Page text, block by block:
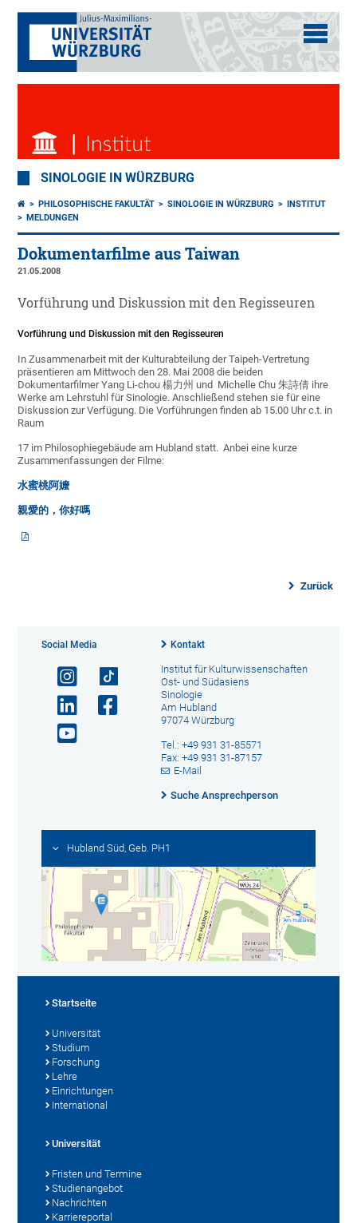
SINOLOGIE IN WÜRZBURG
PHILOSOPHISCHE FAKULTÄT SINOLOGIE IN WÜRZBURG
INSTITUT
MELDUNGEN
Dokumentarfilme aus Taiwan
21.05.2008
Vorführung und Diskussion mit den Regisseuren
Vorführung und Diskussion mit den Regisseuren
In Zusammenarbeit mit der Kulturabteilung der Taipeh-Vertretung
präsentieren am Mittwoch den 28. Mai 2008 die beiden
Dokumentarfilmer Yang Li-chou 楊力州 und Michelle Chu 朱詩倩 ihre
Werke am Lehrstuhl für Sinologie. Anschließend stehen sie für eine
Diskussion zur Verfügung. Die Vorführungen finden ab 15.00 Uhr c.t. in
Raum
17 im Philosophiegebäude am Hubland statt. Anbei eine kurze
Zusammenfassungen der Filme:
水蜜桃阿嬤
親愛的，你好嗎
Zurück
Social Media Kontakt
Institut für Kulturwissenschaften
Ost- und Südasiens
Sinologie
Am Hubland
97074 Würzburg
Tel.: +49 931 31-85571
Fax: +49 931 31-87157
E-Mail
Suche Ansprechperson
Hubland Süd, Geb. PH1
Startseite
Universität
Studium
Forschung
Lehre
Einrichtungen
International
Universität
Fristen und Termine
Studienangebot
Nachrichten
Karriereportal